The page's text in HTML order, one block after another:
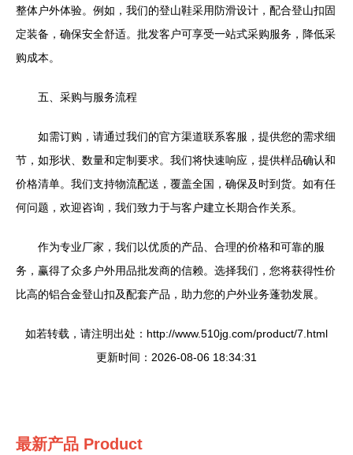
整体户外体验。例如，我们的登山鞋采用防滑设计，配合登山扣固
定装备，确保安全舒适。批发客户可享受一站式采购服务，降低采
购成本。
五、采购与服务流程
如需订购，请通过我们的官方渠道联系客服，提供您的需求细
节，如形状、数量和定制要求。我们将快速响应，提供样品确认和
价格清单。我们支持物流配送，覆盖全国，确保及时到货。如有任
何问题，欢迎咨询，我们致力于与客户建立长期合作关系。
作为专业厂家，我们以优质的产品、合理的价格和可靠的服
务，赢得了众多户外用品批发商的信赖。选择我们，您将获得性价
比高的铝合金登山扣及配套产品，助力您的户外业务蓬勃发展。
如若转载，请注明出处：http://www.510jg.com/product/7.html
更新时间：2026-08-06 18:34:31
最新产品 Product